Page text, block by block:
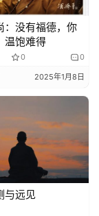
：没有福德，你
温饱难得
0 0
2025年1月8日
与远见